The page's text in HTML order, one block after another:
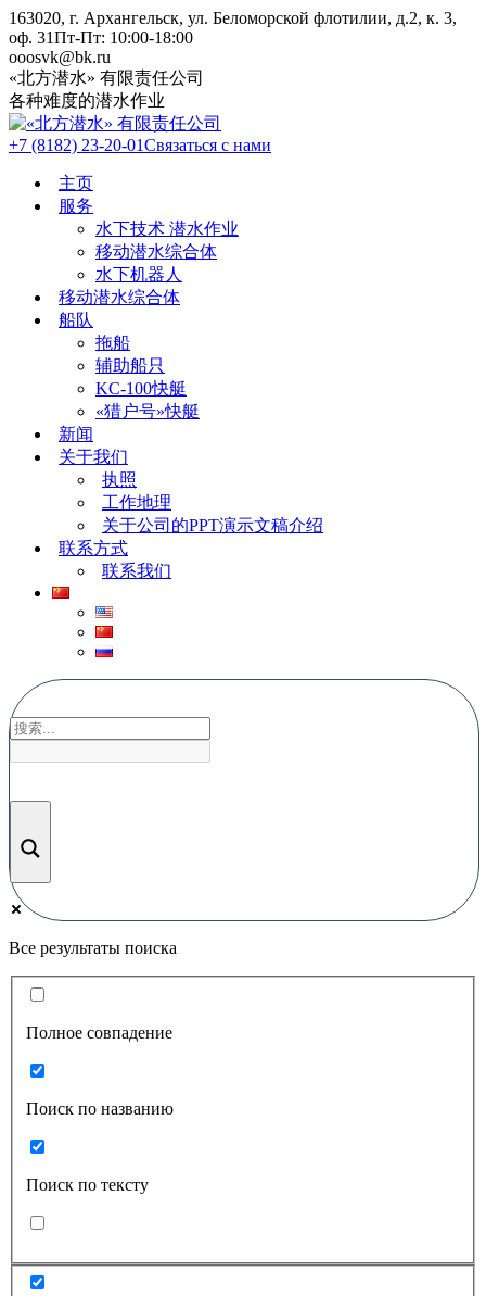
Skip
to
content
163020, г. Архангельск, ул. Беломорской флотилии, д.2, к. 3,
оф. 31Пт-Пт: 10:00-18:00
ooosvk@bk.ru
«北方潜水» 有限责任公司
各种难度的潜水作业
+7 (8182) 23-20-01Связаться с нами
主页
服务
水下技术 潜水作业
移动潜水综合体
水下机器人
移动潜水综合体
船队
拖船
辅助船只
KC-100快艇
«猎户号»快艇
新闻
关于我们
执照
工作地理
关于公司的PPT演示文稿介绍
联系方式
联系我们
Все результаты поиска
Полное совпадение
Поиск по названию
Поиск по тексту